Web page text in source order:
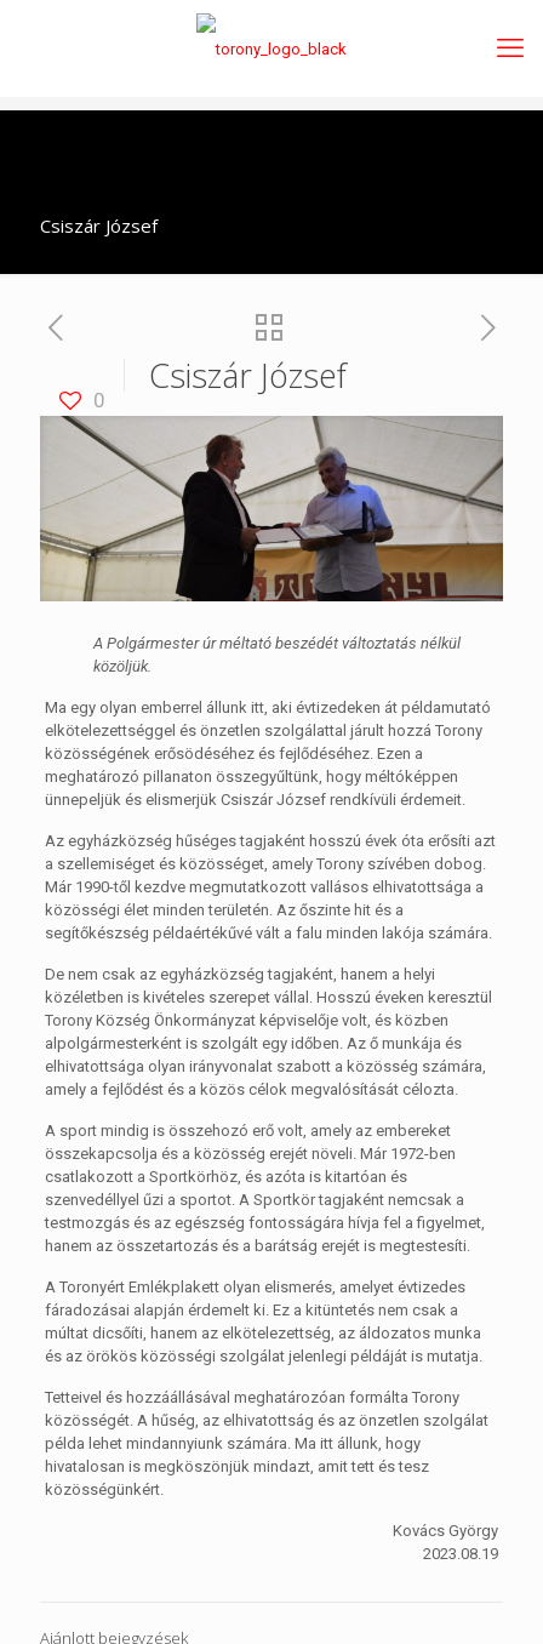
Csiszár József
0
Csiszár József
A Polgármester úr méltató beszédét változtatás nélkül
közöljük.
Ma egy olyan emberrel állunk itt, aki évtizedeken át példamutató
elkötelezettséggel és önzetlen szolgálattal járult hozzá Torony
közösségének erősödéséhez és fejlődéséhez. Ezen a
meghatározó pillanaton összegyűltünk, hogy méltóképpen
ünnepeljük és elismerjük Csiszár József rendkívüli érdemeit.
Az egyházközség hűséges tagjaként hosszú évek óta erősíti azt
a szellemiséget és közösséget, amely Torony szívében dobog.
Már 1990-től kezdve megmutatkozott vallásos elhivatottsága a
közösségi élet minden területén. Az őszinte hit és a
segítőkészség példaértékűvé vált a falu minden lakója számára.
De nem csak az egyházközség tagjaként, hanem a helyi
közéletben is kivételes szerepet vállal. Hosszú éveken keresztül
Torony Község Önkormányzat képviselője volt, és közben
alpolgármesterként is szolgált egy időben. Az ő munkája és
elhivatottsága olyan irányvonalat szabott a közösség számára,
amely a fejlődést és a közös célok megvalósítását célozta.
A sport mindig is összehozó erő volt, amely az embereket
összekapcsolja és a közösség erejét növeli. Már 1972-ben
csatlakozott a Sportkörhöz, és azóta is kitartóan és
szenvedéllyel űzi a sportot. A Sportkör tagjaként nemcsak a
testmozgás és az egészség fontosságára hívja fel a figyelmet,
hanem az összetartozás és a barátság erejét is megtestesíti.
A Toronyért Emlékplakett olyan elismerés, amelyet évtizedes
fáradozásai alapján érdemelt ki. Ez a kitüntetés nem csak a
múltat dicsőíti, hanem az elkötelezettség, az áldozatos munka
és az örökös közösségi szolgálat jelenlegi példáját is mutatja.
Tetteivel és hozzáállásával meghatározóan formálta Torony
közösségét. A hűség, az elhivatottság és az önzetlen szolgálat
példa lehet mindannyiunk számára. Ma itt állunk, hogy
hivatalosan is megköszönjük mindazt, amit tett és tesz
közösségünkért.
Kovács György
2023.08.19
Ajánlott bejegyzések